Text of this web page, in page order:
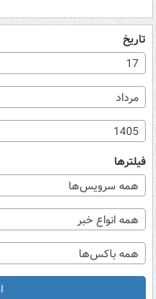
تاریخ
17
مرداد
1405
فیلترها
همه سرویس‌ها
همه انواع خبر
همه باکس‌ها